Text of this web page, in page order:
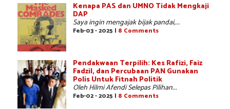
Kenapa PAS dan UMNO Tidak Mengkaji
DAP
Saya ingin mengajak bijak pandai,...
Feb-03 - 2025 | 8 Comments
Pendakwaan Terpilih: Kes Rafizi, Faiz
Fadzil, dan Percubaan PAN Gunakan
Polis Untuk Fitnah Politik
Oleh Hilmi Afendi Selepas Pilihan...
Feb-02 - 2025 | 8 Comments